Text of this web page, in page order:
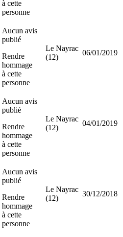
à cette
personne
Aucun avis
publié
Rendre
hommage
à cette
personne
Le Nayrac
(12)
06/01/2019
Aucun avis
publié
Rendre
hommage
à cette
personne
Le Nayrac
(12)
04/01/2019
Aucun avis
publié
Rendre
hommage
à cette
personne
Le Nayrac
(12)
30/12/2018